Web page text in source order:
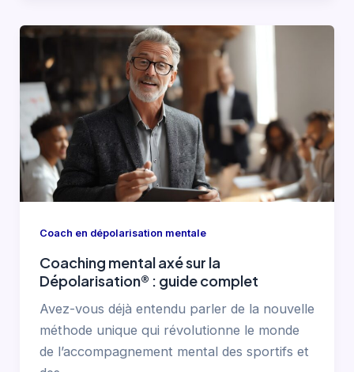
Coach en dépolarisation mentale
Coaching mental axé sur la
Dépolarisation® : guide complet
Avez-vous déjà entendu parler de la nouvelle
méthode unique qui révolutionne le monde
de l’accompagnement mental des sportifs et